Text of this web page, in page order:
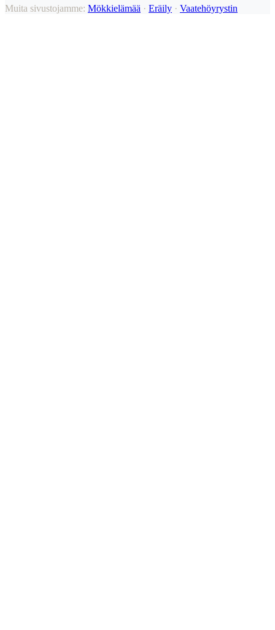
Muita sivustojamme: Mökkielämää · Eräily · Vaatehöyrystin